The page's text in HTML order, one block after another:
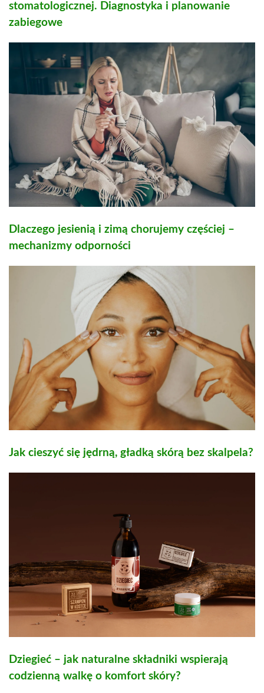
stomatologicznej. Diagnostyka i planowanie
zabiegowe
Dlaczego jesienią i zimą chorujemy częściej –
mechanizmy odporności
Jak cieszyć się jędrną, gładką skórą bez skalpela?
Dziegieć – jak naturalne składniki wspierają
codzienną walkę o komfort skóry?